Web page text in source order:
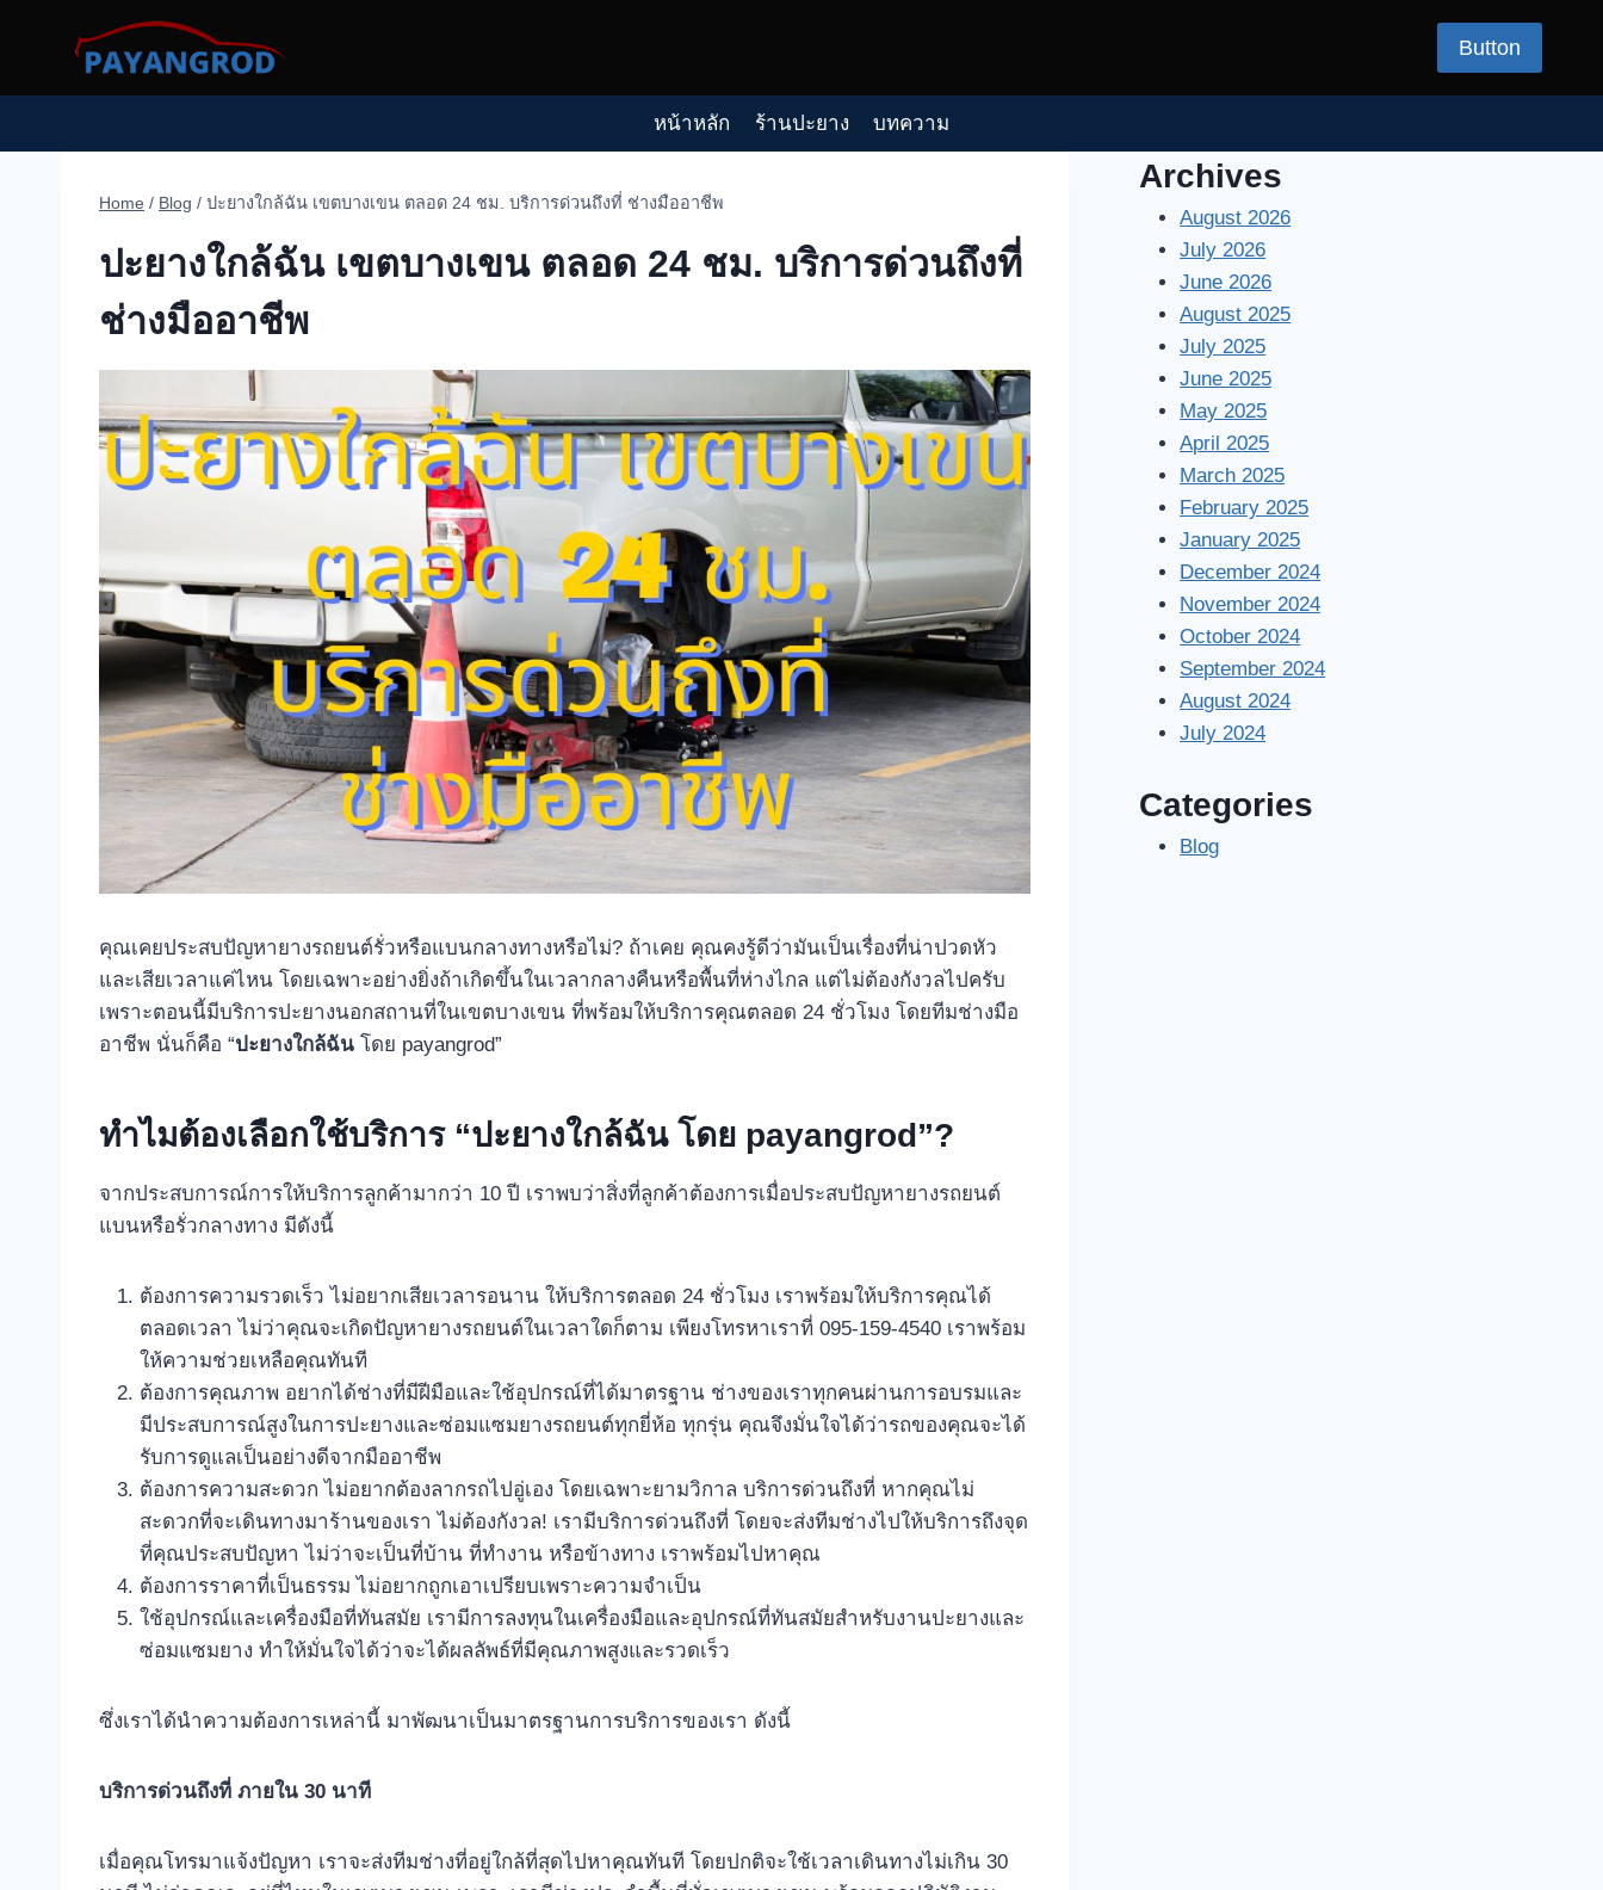
Button
หน้าหลัก ร้านปะยาง บทความ
Home / Blog / ปะยางใกล้ฉัน เขตบางเขน ตลอด 24 ชม. บริการด่วนถึงที่ ช่างมืออาชีพ
ปะยางใกล้ฉัน เขตบางเขน ตลอด 24 ชม. บริการด่วนถึงที่
ช่างมืออาชีพ
คุณเคยประสบปัญหายางรถยนต์รั่วหรือแบนกลางทางหรือไม่? ถ้าเคย คุณคงรู้ดีว่ามันเป็นเรื่องที่น่าปวดหัว
และเสียเวลาแค่ไหน โดยเฉพาะอย่างยิ่งถ้าเกิดขึ้นในเวลากลางคืนหรือพื้นที่ห่างไกล แต่ไม่ต้องกังวลไปครับ
เพราะตอนนี้มีบริการปะยางนอกสถานที่ในเขตบางเขน ที่พร้อมให้บริการคุณตลอด 24 ชั่วโมง โดยทีมช่างมือ
อาชีพ นั่นก็คือ “ปะยางใกล้ฉัน โดย payangrod”
ทำไมต้องเลือกใช้บริการ “ปะยางใกล้ฉัน โดย payangrod”?
จากประสบการณ์การให้บริการลูกค้ามากว่า 10 ปี เราพบว่าสิ่งที่ลูกค้าต้องการเมื่อประสบปัญหายางรถยนต์
แบนหรือรั่วกลางทาง มีดังนี้
ต้องการความรวดเร็ว ไม่อยากเสียเวลารอนาน ให้บริการตลอด 24 ชั่วโมง เราพร้อมให้บริการคุณได้
ตลอดเวลา ไม่ว่าคุณจะเกิดปัญหายางรถยนต์ในเวลาใดก็ตาม เพียงโทรหาเราที่ 095-159-4540 เราพร้อม
ให้ความช่วยเหลือคุณทันที
ต้องการคุณภาพ อยากได้ช่างที่มีฝีมือและใช้อุปกรณ์ที่ได้มาตรฐาน ช่างของเราทุกคนผ่านการอบรมและ
มีประสบการณ์สูงในการปะยางและซ่อมแซมยางรถยนต์ทุกยี่ห้อ ทุกรุ่น คุณจึงมั่นใจได้ว่ารถของคุณจะได้
รับการดูแลเป็นอย่างดีจากมืออาชีพ
ต้องการความสะดวก ไม่อยากต้องลากรถไปอู่เอง โดยเฉพาะยามวิกาล บริการด่วนถึงที่ หากคุณไม่
สะดวกที่จะเดินทางมาร้านของเรา ไม่ต้องกังวล! เรามีบริการด่วนถึงที่ โดยจะส่งทีมช่างไปให้บริการถึงจุด
ที่คุณประสบปัญหา ไม่ว่าจะเป็นที่บ้าน ที่ทำงาน หรือข้างทาง เราพร้อมไปหาคุณ
ต้องการราคาที่เป็นธรรม ไม่อยากถูกเอาเปรียบเพราะความจำเป็น
ใช้อุปกรณ์และเครื่องมือที่ทันสมัย เรามีการลงทุนในเครื่องมือและอุปกรณ์ที่ทันสมัยสำหรับงานปะยางและ
ซ่อมแซมยาง ทำให้มั่นใจได้ว่าจะได้ผลลัพธ์ที่มีคุณภาพสูงและรวดเร็ว
ซึ่งเราได้นำความต้องการเหล่านี้ มาพัฒนาเป็นมาตรฐานการบริการของเรา ดังนี้
บริการด่วนถึงที่ ภายใน 30 นาที
เมื่อคุณโทรมาแจ้งปัญหา เราจะส่งทีมช่างที่อยู่ใกล้ที่สุดไปหาคุณทันที โดยปกติจะใช้เวลาเดินทางไม่เกิน 30
Archives
August 2026
July 2026
June 2026
August 2025
July 2025
June 2025
May 2025
April 2025
March 2025
February 2025
January 2025
December 2024
November 2024
October 2024
September 2024
August 2024
July 2024
Categories
Blog